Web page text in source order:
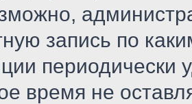
запись по
периодически
время не